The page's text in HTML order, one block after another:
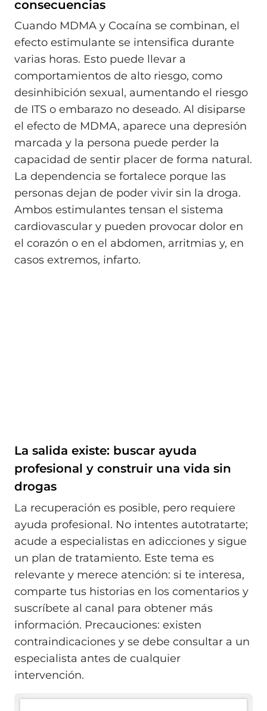
consecuencias
Cuando MDMA y Cocaína se combinan, el
efecto estimulante se intensifica durante
varias horas. Esto puede llevar a
comportamientos de alto riesgo, como
desinhibición sexual, aumentando el riesgo
de ITS o embarazo no deseado. Al disiparse
el efecto de MDMA, aparece una depresión
marcada y la persona puede perder la
capacidad de sentir placer de forma natural.
La dependencia se fortalece porque las
personas dejan de poder vivir sin la droga.
Ambos estimulantes tensan el sistema
cardiovascular y pueden provocar dolor en
el corazón o en el abdomen, arritmias y, en
casos extremos, infarto.
La salida existe: buscar ayuda
profesional y construir una vida sin
drogas
La recuperación es posible, pero requiere
ayuda profesional. No intentes autotratarte;
acude a especialistas en adicciones y sigue
un plan de tratamiento. Este tema es
relevante y merece atención: si te interesa,
comparte tus historias en los comentarios y
suscríbete al canal para obtener más
información. Precauciones: existen
contraindicaciones y se debe consultar a un
especialista antes de cualquier
intervención.